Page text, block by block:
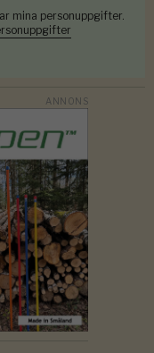
mina personuppgifter.